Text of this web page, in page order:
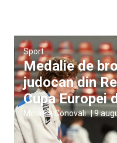
Sport
Medalie de
judocan din
Cupa Europei
Mihaela Conovali |9